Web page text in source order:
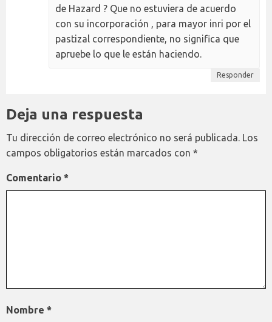
de Hazard ? Que no estuviera de acuerdo
con su incorporación , para mayor inri por el
pastizal correspondiente, no significa que
apruebe lo que le están haciendo.
Responder
Deja una respuesta
Tu dirección de correo electrónico no será publicada. Los
campos obligatorios están marcados con *
Comentario *
Nombre *